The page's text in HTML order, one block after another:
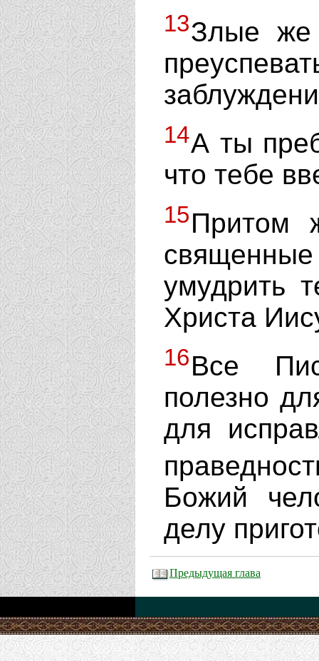
13Злые же
14А ты
что тебе
15Притом
умудрить
Христа
16Все
полезно
для
Божий
делу
Предыдущая глава